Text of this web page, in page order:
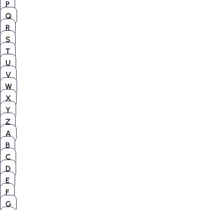
P
Q
R
S
T
U
V
W
X
Y
Z
A
B
C
D
E
F
G